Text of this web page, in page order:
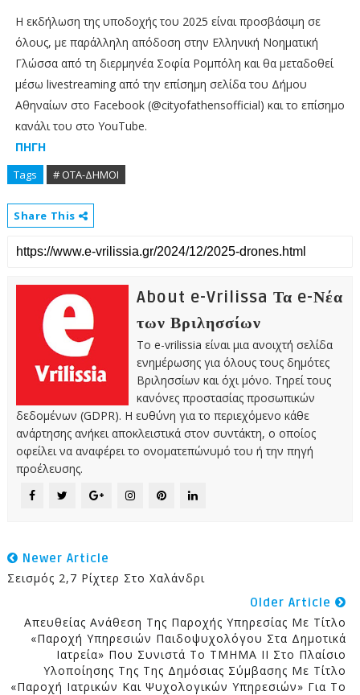
Η εκδήλωση της υποδοχής του 2025 είναι προσβάσιμη σε
όλους, με παράλληλη απόδοση στην Ελληνική Νοηματική
Γλώσσα από τη διερμηνέα Σοφία Ρομπόλη και θα μεταδοθεί
μέσω livestreaming από την επίσημη σελίδα του Δήμου
Αθηναίων στο Facebook (@cityofathensofficial) και το επίσημο
κανάλι του στο YouTube.
ΠΗΓΗ
Tags # ΟΤΑ-ΔΗΜΟΙ
Share This
About e-Vrilissa Τα e-Νέα
των Βριλησσίων
Το e-vrilissia είναι μια ανοιχτή σελίδα
ενημέρωσης για όλους τους δημότες
Βριλησσίων και όχι μόνο. Τηρεί τους
κανόνες προστασίας προσωπικών
δεδομένων (GDPR). Η ευθύνη για το περιεχόμενο κάθε
ανάρτησης ανήκει αποκλειστικά στον συντάκτη, ο οποίος
οφείλει να αναφέρει το ονοματεπώνυμό του ή την πηγή
προέλευσης.
Newer Article
Σεισμός 2,7 Ρίχτερ Στο Χαλάνδρι
Older Article
Απευθείας Ανάθεση Της Παροχής Υπηρεσίας Με Τίτλο
«Παροχή Υπηρεσιών Παιδοψυχολόγου Στα Δημοτικά
Ιατρεία» Που Συνιστά Το ΤΜΗΜΑ ΙΙ Στο Πλαίσιο
Υλοποίησης Της Της Δημόσιας Σύμβασης Με Τίτλο
«Παροχή Ιατρικών Και Ψυχολογικών Υπηρεσιών» Για Το